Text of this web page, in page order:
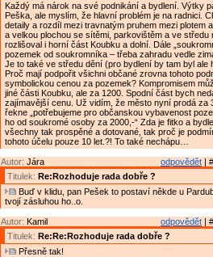
Každý má nárok na své podnikání a bydlení. Výtky
Peška, ale myslím, že hlavní problém je na radnici.
detaily a rozdíl mezi travnatým pruhem mezi plotem
a velkou plochou se sítěmi, parkovištěm a ve středu
rozlišoval i horní část Koubku a dolní. Dále
pozemek od soukromníka – třeba zahradu vedle
Je to také ve středu dění (pro bydlení by tam byl ale
Proč mají podpořit všichni občané zrovna tohoto
symbolickou cenou za pozemek? Kompromisem
jiné části Koubku, ale za 1200. Spodní část bych
zajímavější cenu. Už vidím, že město nyní prodá za
řekne „potřebujeme pro občanskou vybavenost
ho od soukromé osoby za 2000,-“ Zda je fitko a
všechny tak prospěné a dotované, tak proč je
tohoto účelu pouze 10 let.?! To také nechápu…
odpovědět |
Autor: Jára
Titulek: Re:Rozhoduje rada dobře ?
Buď v klidu, pan Pešek to postaví někde u
tvojí zásluhou ho..o.
odpovědět |
Autor: Kamil
Titulek: Re:Re:Rozhoduje rada dobře ?
Přesně tak!